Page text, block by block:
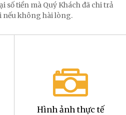
số tiền mà Quý Khách đã chi trả
nếu không hài lòng.
Hình ảnh thực tế